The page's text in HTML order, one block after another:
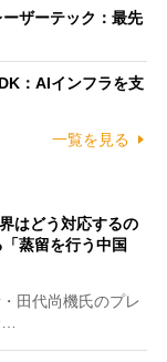
ーザーテック：最先
：AIインフラを支
一覧を見る
はどう対応するの
蒸留を行う中国
田代尚機氏のプレ
…